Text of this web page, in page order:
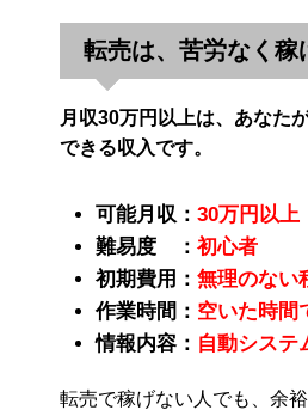
転売は、苦労なく稼
月収30万円以上は、あなた
できる収入です。
可能月収： 30万円以上
難易度 ： 初心者
初期費用： 無理のない
作業時間： 空いた時間
情報内容： 自動システ
転売で稼げない人でも、余